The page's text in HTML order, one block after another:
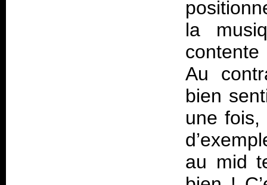
la
Au
bien
une fois,
au mid